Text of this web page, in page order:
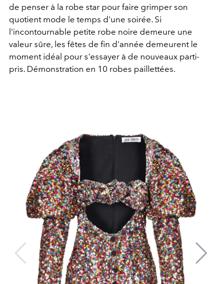
de penser à la robe star pour faire grimper son
quotient mode le temps d'une soirée. Si
l'incontournable petite robe noire demeure une
valeur sûre, les fêtes de fin d'année demeurent le
moment idéal pour s'essayer à de nouveaux parti-
pris. Démonstration en 10 robes paillettées.